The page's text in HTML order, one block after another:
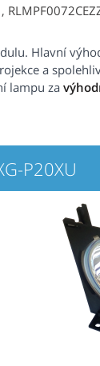
Hlavní
a
lampu za
P20XU